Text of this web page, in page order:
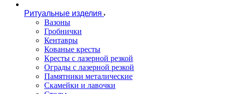
Ритуальные изделия
Вазоны
Гробнички
Кентавры
Кованые кресты
Кресты с лазерной резкой
Ограды с лазерной резкой
Памятники металические
Скамейки и лавочки